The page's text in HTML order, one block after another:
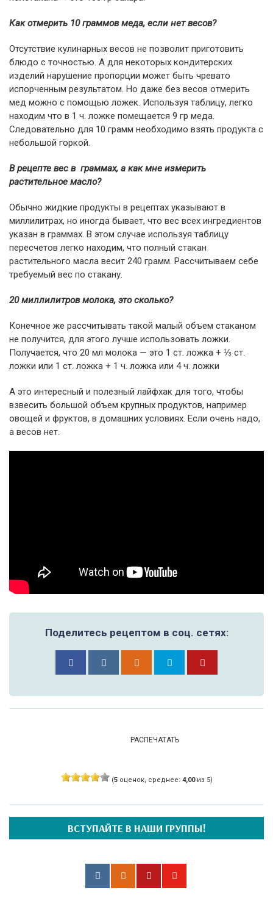
Как отмерить 10 граммов меда, если нет весов?
Отсутствие кулинарных весов не позволит приготовить
блюдо с точностью. А для некоторых кондитерских
изделий нарушение пропорции может быть чревато
испорченным результатом. Но даже без весов отмерить
мед можно с помощью ложек. Используя таблицу, легко
находим что в 1 ч. ложке помещается 9 гр меда.
Следовательно для 10 грамм необходимо взять продукта с
небольшой горкой.
В рецепте вес в граммах, а как мне измерить
растительное масло?
Обычно жидкие продукты в рецептах указывают в
миллилитрах, но иногда бывает, что вес всех ингредиентов
указан в граммах. В этом случае используя таблицу
пересчетов легко находим, что полный стакан
растительного масла весит 240 грамм. Рассчитываем себе
требуемый вес по стакану.
20 миллилитров молока, это сколько?
Конечное же рассчитывать такой малый объем стаканом
не получится, для этого лучше использовать ложки.
Получается, что 20 мл молока — это 1 ст. ложка + ⅓ ст.
ложки или 1 ст. ложка + 1 ч. ложка или 4 ч. ложки
А это интересный и полезный лайфхак для того, чтобы
взвесить большой объем крупных продуктов, например
овощей и фруктов, в домашних условиях. Если очень надо,
а весов нет.
Поделитесь рецептом в соц. сетях:
РАСПЕЧАТАТЬ
(5оценок, среднее: 4,00из 5)
ВСТУПАЙТЕ В НАШИ ГРУППЫ!